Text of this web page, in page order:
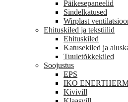
Päikesepaneelid
Sindelkatused
Wirplast
Ehituskiled ja tekstiilid
Ehituskiled
Katusekiled ja
Tuuletõkkekiled
Soojustus
EPS
IKO ENERTHERM
Kivivill